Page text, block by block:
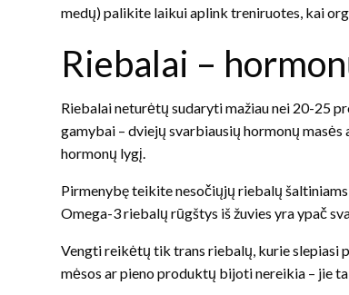
medų) palikite laikui aplink treniruotes, kai
Riebalai –
Riebalai neturėtų sudaryti mažiau nei 20-25
gamybai – dviejų svarbiausių hormonų
hormonų lygį.
Pirmenybę teikite nesočiųjų riebalų
Omega-3 riebalų rūgštys iš žuvies yra ypač
Vengti reikėtų tik trans riebalų, kurie slepiasi
mėsos ar pieno produktų bijoti nereikia – jie